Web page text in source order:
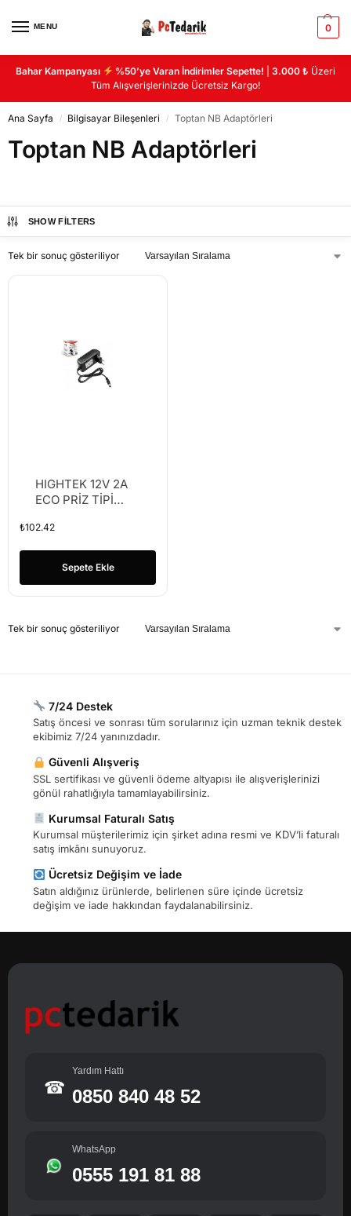
MENU 0
Bahar Kampanyası %50’ye Varan İndirimler Sepette! |3.000 ₺ Üzeri
Tüm Alışverişlerinizde Ücretsiz Kargo!
Ana Sayfa / Bilgisayar Bileşenleri / Toptan NB Adaptörleri
Toptan NB Adaptörleri
SHOW FILTERS
Tek bir sonuç gösteriliyor
HIGHTEK 12V 2A
ECO PRİZ TİPİ
₺102.42
Sepete Ekle
Tek bir sonuç gösteriliyor
7/24 Destek
Satış öncesi ve sonrası tüm sorularınız için uzman teknik destek
ekibimiz 7/24 yanınızdadır.
Güvenli Alışveriş
SSL sertifikası ve güvenli ödeme altyapısı ile alışverişlerinizi
gönül rahatlığıyla tamamlayabilirsiniz.
Kurumsal Faturalı Satış
Kurumsal müşterilerimiz için şirket adına resmi ve KDV’li faturalı
satış imkânı sunuyoruz.
Ücretsiz Değişim ve İade
Satın aldığınız ürünlerde, belirlenen süre içinde ücretsiz
değişim ve iade hakkından faydalanabilirsiniz.
☎
Yardım Hattı
0850 840 48 52
WhatsApp
0555 191 81 88